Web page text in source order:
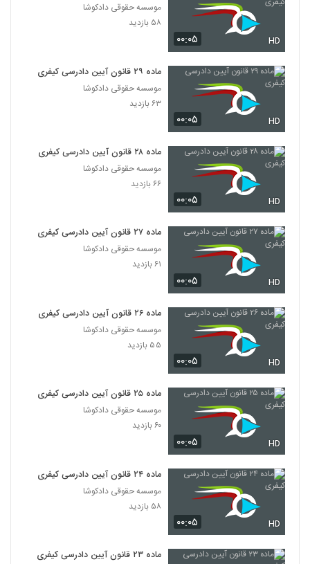
۰۰:۰۵ HD
موسسه حقوقی دادکوشا
۵۸ بازدید
۰۰:۰۵ HD
ماده ۲۹ قانون آیین دادرسی کیفری
موسسه حقوقی دادکوشا
۶۳ بازدید
۰۰:۰۵ HD
ماده ۲۸ قانون آیین دادرسی کیفری
موسسه حقوقی دادکوشا
۶۶ بازدید
۰۰:۰۵ HD
ماده ۲۷ قانون آیین دادرسی کیفری
موسسه حقوقی دادکوشا
۶۱ بازدید
۰۰:۰۵ HD
ماده ۲۶ قانون آیین دادرسی کیفری
موسسه حقوقی دادکوشا
۵۵ بازدید
۰۰:۰۵ HD
ماده ۲۵ قانون آیین دادرسی کیفری
موسسه حقوقی دادکوشا
۶۰ بازدید
۰۰:۰۵ HD
ماده ۲۴ قانون آیین دادرسی کیفری
موسسه حقوقی دادکوشا
۵۸ بازدید
ماده ۲۳ قانون آیین دادرسی کیفری